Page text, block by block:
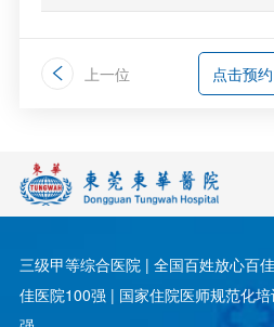
上一位 点击预约
三级甲等综合医院 | 全国百姓放心百
佳医院100强 | 国家住院医师规范化